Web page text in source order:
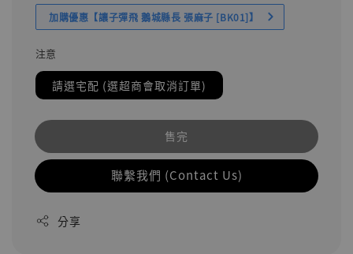
加購優惠【讓子彈飛 鵝城縣長 張麻子 [BK01]】
注意
請選宅配 (選超商會取消訂單)
售完
聯繫我們 (Contact Us)
分享